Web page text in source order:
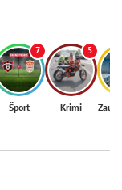
7
Šport
5
Krimi